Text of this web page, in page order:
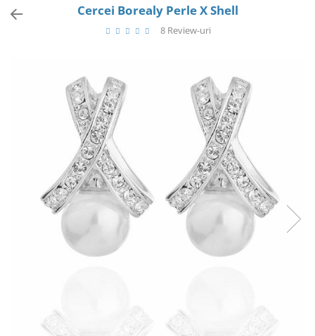
Coliere
Bijuterii Femei
Bijuterii Copii
Bijuterii Mirese
Cele mai noi
Cele mai vandute
Cele mai votate
100 Lei - 200 Lei
200 Lei - 300 Lei
Cercei Borealy Perle X Shell
8 Review-uri